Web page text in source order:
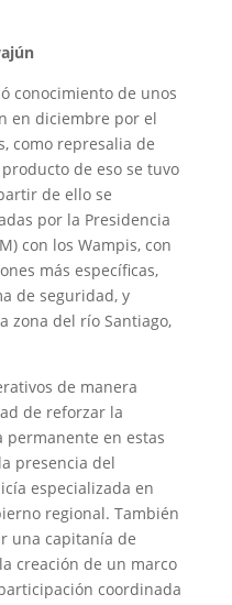
conocimiento de unos
en diciembre por el
como represalia de
de eso se tuvo
de ello se
por la Presidencia
con los Wampis, con
más específicas,
de seguridad, y
zona del río Santiago,
de manera
de reforzar la
permanente en estas
presencia del
especializada en
regional. También
una capitanía de
creación de un marco
coordinada